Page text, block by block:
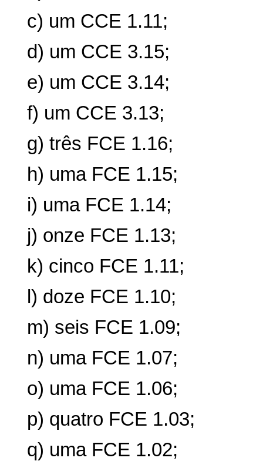
c) um CCE 1.11;
d) um CCE 3.15;
e) um CCE 3.14;
f) um CCE 3.13;
g) três FCE 1.16;
h) uma FCE 1.15;
i) uma FCE 1.14;
j) onze FCE 1.13;
k) cinco FCE 1.11;
l) doze FCE 1.10;
m) seis FCE 1.09;
n) uma FCE 1.07;
o) uma FCE 1.06;
p) quatro FCE 1.03;
q) uma FCE 1.02;